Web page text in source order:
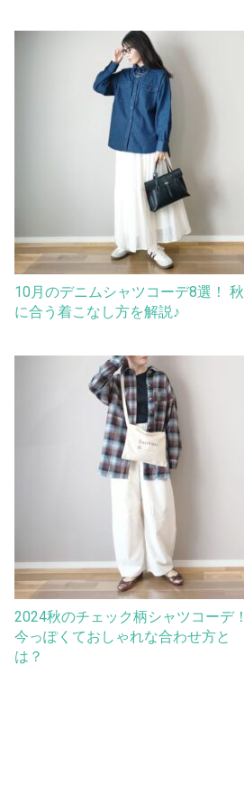
10月のデニムシャツコーデ8選！ 秋
に合う着こなし方を解説♪
2024秋のチェック柄シャツコーデ！
今っぽくておしゃれな合わせ方と
は？